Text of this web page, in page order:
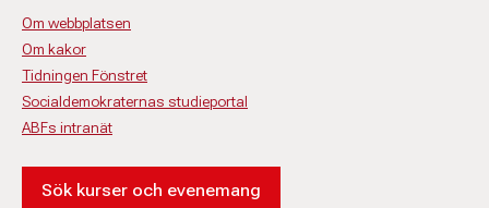
Om webbplatsen
Om kakor
Tidningen Fönstret
Socialdemokraternas studieportal
ABFs intranät
Sök kurser och evenemang